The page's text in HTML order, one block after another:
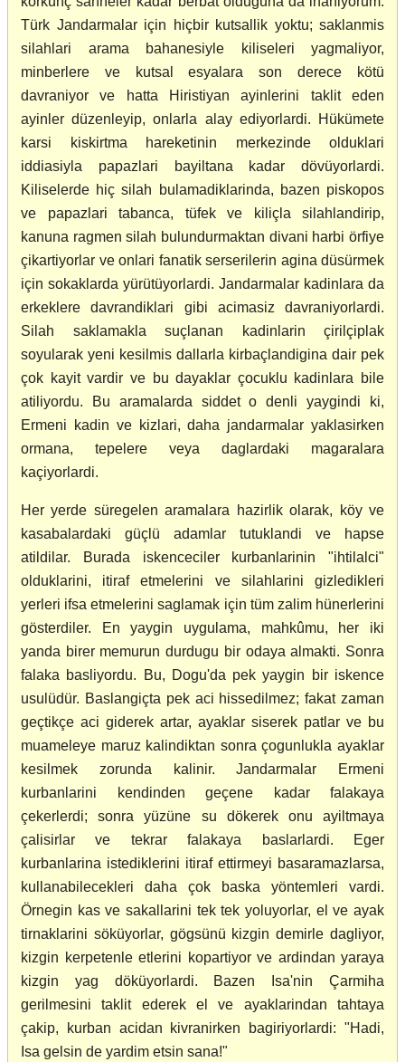
Türk Jandarmalar için hiçbir kutsallik yoktu; saklanmis
silahlari arama bahanesiyle kiliseleri yagmaliyor,
minberlere ve kutsal esyalara son derece kötü
davraniyor ve hatta Hiristiyan ayinlerini taklit eden
ayinler düzenleyip, onlarla alay ediyorlardi. Hükümete
karsi kiskirtma hareketinin merkezinde olduklari
iddiasiyla papazlari bayiltana kadar dövüyorlardi.
Kiliselerde hiç silah bulamadiklarinda, bazen piskopos
ve papazlari tabanca, tüfek ve kiliçla silahlandirip,
kanuna ragmen silah bulundurmaktan divani harbi örfiye
çikartiyorlar ve onlari fanatik serserilerin agina düsürmek
için sokaklarda yürütüyorlardi. Jandarmalar kadinlara da
erkeklere davrandiklari gibi acimasiz davraniyorlardi.
Silah saklamakla suçlanan kadinlarin çirilçiplak
soyularak yeni kesilmis dallarla kirbaçlandigina dair pek
çok kayit vardir ve bu dayaklar çocuklu kadinlara bile
atiliyordu. Bu aramalarda siddet o denli yaygindi ki,
Ermeni kadin ve kizlari, daha jandarmalar yaklasirken
ormana, tepelere veya daglardaki magaralara
kaçiyorlardi.
Her yerde süregelen aramalara hazirlik olarak, köy ve
kasabalardaki güçlü adamlar tutuklandi ve hapse
atildilar. Burada iskenceciler kurbanlarinin "ihtilalci"
olduklarini, itiraf etmelerini ve silahlarini gizledikleri
yerleri ifsa etmelerini saglamak için tüm zalim hünerlerini
gösterdiler. En yaygin uygulama, mahkûmu, her iki
yanda birer memurun durdugu bir odaya almakti. Sonra
falaka basliyordu. Bu, Dogu'da pek yaygin bir iskence
usulüdür. Baslangiçta pek aci hissedilmez; fakat zaman
geçtikçe aci giderek artar, ayaklar siserek patlar ve bu
muameleye maruz kalindiktan sonra çogunlukla ayaklar
kesilmek zorunda kalinir. Jandarmalar Ermeni
kurbanlarini kendinden geçene kadar falakaya
çekerlerdi; sonra yüzüne su dökerek onu ayiltmaya
çalisirlar ve tekrar falakaya baslarlardi. Eger
kurbanlarina istediklerini itiraf ettirmeyi basaramazlarsa,
kullanabilecekleri daha çok baska yöntemleri vardi.
Örnegin kas ve sakallarini tek tek yoluyorlar, el ve ayak
tirnaklarini söküyorlar, gögsünü kizgin demirle dagliyor,
kizgin kerpetenle etlerini kopartiyor ve ardindan yaraya
kizgin yag döküyorlardi. Bazen Isa'nin Çarmiha
gerilmesini taklit ederek el ve ayaklarindan tahtaya
çakip, kurban acidan kivranirken bagiriyorlardi: "Hadi,
Isa gelsin de yardim etsin sana!"